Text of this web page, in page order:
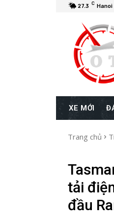
27.3 C Hanoi
XE MỚI
Trang chủ
tải
đầu